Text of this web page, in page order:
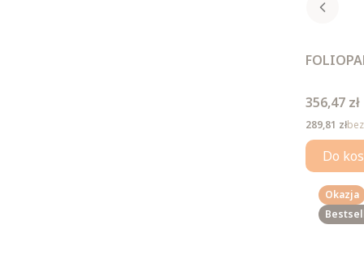
Cena
356,47 zł
Cena
289,81 zł
Do
Okazja